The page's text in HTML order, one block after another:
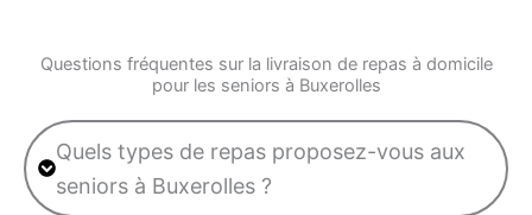
Questions fréquentes sur la livraison de repas à domicile
pour les seniors à Buxerolles
Quels types de repas proposez-vous aux
seniors à Buxerolles ?